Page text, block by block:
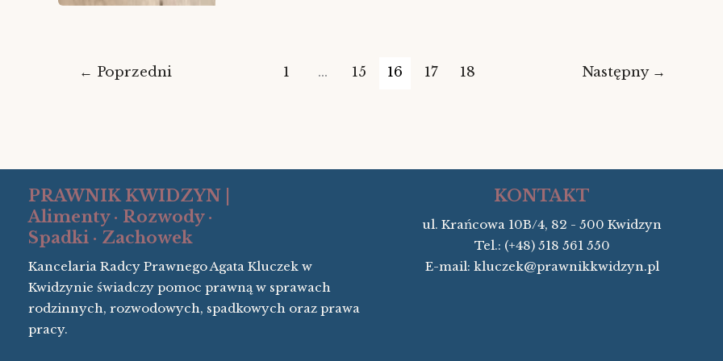
← Poprzedni 1 … 15 16 17 18 Następny →
PRAWNIK KWIDZYN |
Alimenty · Rozwody ·
Spadki · Zachowek
Kancelaria Radcy Prawnego Agata Kluczek w
Kwidzynie świadczy pomoc prawną w sprawach
rodzinnych, rozwodowych, spadkowych oraz prawa
pracy.
KONTAKT
ul. Krańcowa 10B/4, 82 - 500 Kwidzyn
Tel.: (+48) 518 561 550
E-mail: kluczek@prawnikkwidzyn.pl